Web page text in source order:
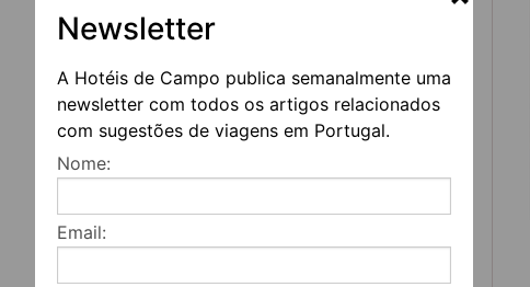
Newsletter
A Hotéis de Campo publica semanalmente uma
newsletter com todos os artigos relacionados
com sugestões de viagens em Portugal.
Nome:
Email:
REDES SOCIAIS
Quem somos
Termos e condições